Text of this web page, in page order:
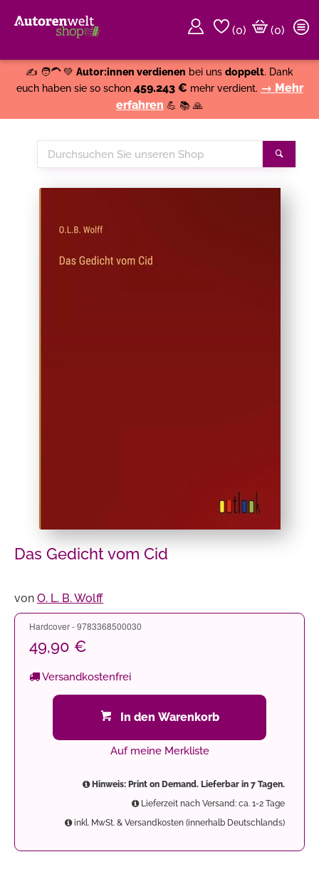
(0)
(0)
✍️ 🧑‍🦱 💚 Autor:innen verdienen bei uns doppelt. Dank
euch haben sie so schon 459.243 € mehr verdient. → Mehr
erfahren 💪 📚 🙏
Durchsuchen
Sie
Das Gedicht vom Cid
von O. L. B. Wolff
Hardcover - 9783368500030
49,90 €
Versandkostenfrei
In den Warenkorb
Auf meine Merkliste
Hinweis: Print on Demand. Lieferbar in 7 Tagen.
Lieferzeit nach Versand: ca. 1-2 Tage
inkl. MwSt. & Versandkosten (innerhalb Deutschlands)